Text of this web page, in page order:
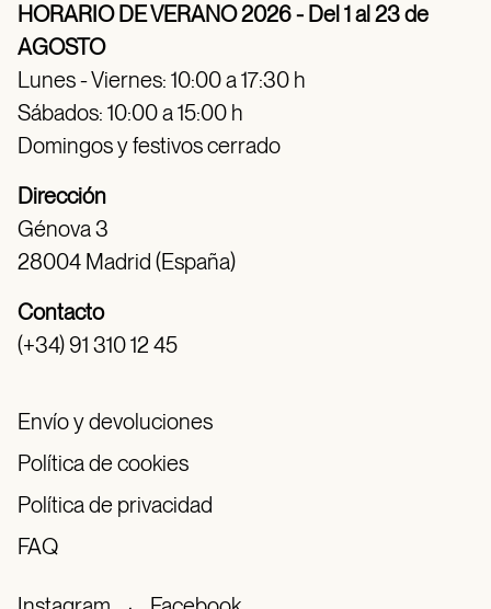
HORARIO DE VERANO 2026 - Del 1 al 23 de
AGOSTO
Lunes - Viernes: 10:00 a 17:30 h
Sábados: 10:00 a 15:00 h
Domingos y festivos cerrado
Dirección
Génova 3
28004 Madrid (España)
Contacto
(+34) 91 310 12 45
Envío y devoluciones
Política de cookies
Política de privacidad
FAQ